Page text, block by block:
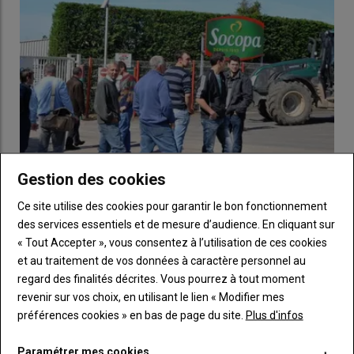
département, le lait est stérilisé, les boîtes sont sur palettes et
même cela je vais devoir le détruire.” Les dernierscantal
encore présents sont en attente d’évacuation par camion
d’équarrissage. Lescaveset l’ensemble du site sont en cours
de nettoyage, condition incontournable pour une potentielle
réouverture.
«Même si je mange beaucoup
d’argent, je ne veux pas lâcher des
gens qui nous ont toujours été
fidèles”, exprime Jean-Luc
Condutier,
litres par jour pour un total annuel de 5 millions de litres) auprès
Les éleveurs de viande bovine vont bloquer les
abattoirs du groupe Bigard
24 juillet 2026
Trop c'est trop. Face à la baisse continue des cours en viande
bovine, les éleveurs ont décidé de passer à l'action. Ils…
Gestion des cookies
Ce site utilise des cookies pour garantir le bon fonctionnement
des services essentiels et de mesure d’audience. En cliquant sur
« Tout Accepter », vous consentez à l’utilisation de ces cookies
et au traitement de vos données à caractère personnel au
regard des finalités décrites. Vous pourrez à tout moment
revenir sur vos choix, en utilisant le lien « Modifier mes
préférences cookies » en bas de page du site. Plus d'infos
Paramétrer mes cookies